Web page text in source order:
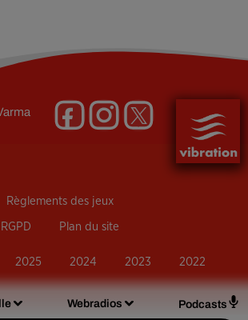
Webradios Podcasts
Règlements des jeux
Plan du site
2025 2024 2023 2022